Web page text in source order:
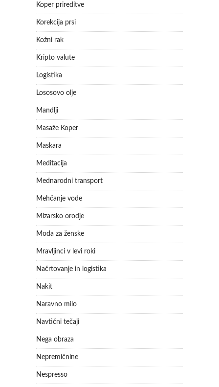
Koper prireditve
Korekcija prsi
Kožni rak
Kripto valute
Logistika
Lososovo olje
Mandlji
Masaže Koper
Maskara
Meditacija
Mednarodni transport
Mehčanje vode
Mizarsko orodje
Moda za ženske
Mravljinci v levi roki
Načrtovanje in logistika
Nakit
Naravno milo
Navtični tečaji
Nega obraza
Nepremičnine
Nespresso